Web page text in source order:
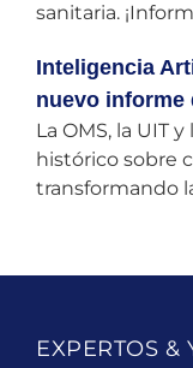
sanitaria.
Inteligencia
nuevo informe
La OMS, la UIT
histórico sobre
transformando
EXPERTOS &